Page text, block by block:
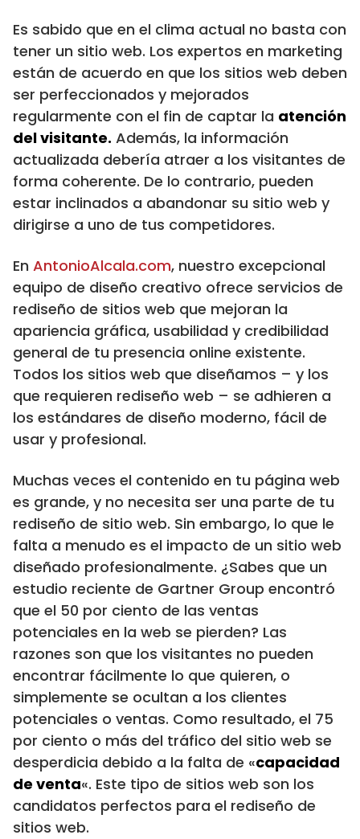
Es sabido que en el clima actual no basta con
tener un sitio web. Los expertos en marketing
están de acuerdo en que los sitios web deben
ser perfeccionados y mejorados
regularmente con el fin de captar la atención
del visitante. Además, la información
actualizada debería atraer a los visitantes de
forma coherente. De lo contrario, pueden
estar inclinados a abandonar su sitio web y
dirigirse a uno de tus competidores.
En AntonioAlcala.com, nuestro excepcional
equipo de diseño creativo ofrece servicios de
rediseño de sitios web que mejoran la
apariencia gráfica, usabilidad y credibilidad
general de tu presencia online existente.
Todos los sitios web que diseñamos – y los
que requieren rediseño web – se adhieren a
los estándares de diseño moderno, fácil de
usar y profesional.
Muchas veces el contenido en tu página web
es grande, y no necesita ser una parte de tu
rediseño de sitio web. Sin embargo, lo que le
falta a menudo es el impacto de un sitio web
diseñado profesionalmente. ¿Sabes que un
estudio reciente de Gartner Group encontró
que el 50 por ciento de las ventas
potenciales en la web se pierden? Las
razones son que los visitantes no pueden
encontrar fácilmente lo que quieren, o
simplemente se ocultan a los clientes
potenciales o ventas. Como resultado, el 75
por ciento o más del tráfico del sitio web se
desperdicia debido a la falta de «capacidad
de venta«. Este tipo de sitios web son los
candidatos perfectos para el rediseño de
sitios web.